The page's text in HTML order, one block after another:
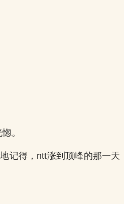
。
记得，ntt涨到顶峰的那一天